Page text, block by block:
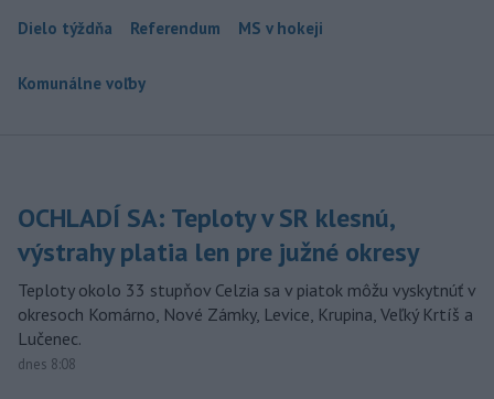
Dielo týždňa Referendum MS v hokeji
Komunálne voľby
OCHLADÍ SA: Teploty v SR klesnú,
výstrahy platia len pre južné okresy
Teploty okolo 33 stupňov Celzia sa v piatok môžu vyskytnúť v
okresoch Komárno, Nové Zámky, Levice, Krupina, Veľký Krtíš a
Lučenec.
dnes 8:08